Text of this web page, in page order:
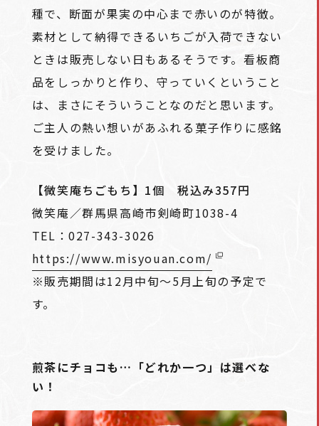
種で、断面が果実の中心まで赤いのが特徴。
素材として納得できるいちごが入荷できない
ときは販売しない日もあるそうです。看板商
品をしっかりと作り、守っていくということ
は、まさにそういうことなのだと思います。
ご主人の熱い想いがあふれる菓子作りに感銘
を受けました。
【微笑庵ちごもち】1個 税込み357円
微笑庵／群馬県高崎市剣崎町1038-4
TEL：027-343-3026
https://www.misyouan.com/
※販売期間は12月中旬～5月上旬の予定で
す。
煎茶にチョコも…「どれか一つ」は選べな
い！